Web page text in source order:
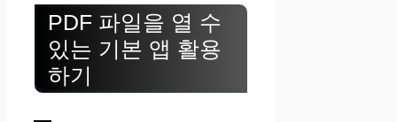
PDF 파일을 열 수
있는 기본 앱 활용
하기